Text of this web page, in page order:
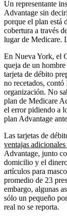
Un representante
Advantage sin
porque el plan está
cobertura a través
lugar de Medicare.
En Nueva York, el
queja de un
tarjeta de débito
no recetados,
organización. No
plan de Medicare
el error pidiendo a
plan Advantage
Las tarjetas de
ventajas
Advantage, junto
domicilio y el
artículos para
promedio de 23
embargo, algunas
sólo un pequeño
real no se reporta.